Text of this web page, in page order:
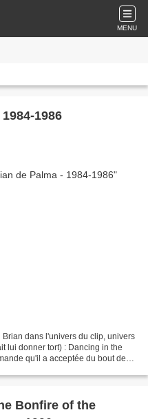
MENU
1986
dans l'univers du clip, univers
lui donner tort) : Dancing in the
qu'il a acceptée du bout des
Bonfire of the